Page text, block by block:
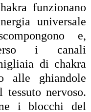
funzionano
universale
e,
i canali
di chakra
alle ghiandole
tessuto nervoso.
i blocchi del